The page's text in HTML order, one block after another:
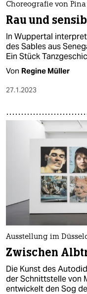
Choreografie von Pina
Rau und
In Wuppertal
des Sables aus
Ein Stück
Von Regine Müller
27.1.2023
Ausstellung im
Zwischen
Die Kunst des
der Schnittstelle von
entwickelt den Sog